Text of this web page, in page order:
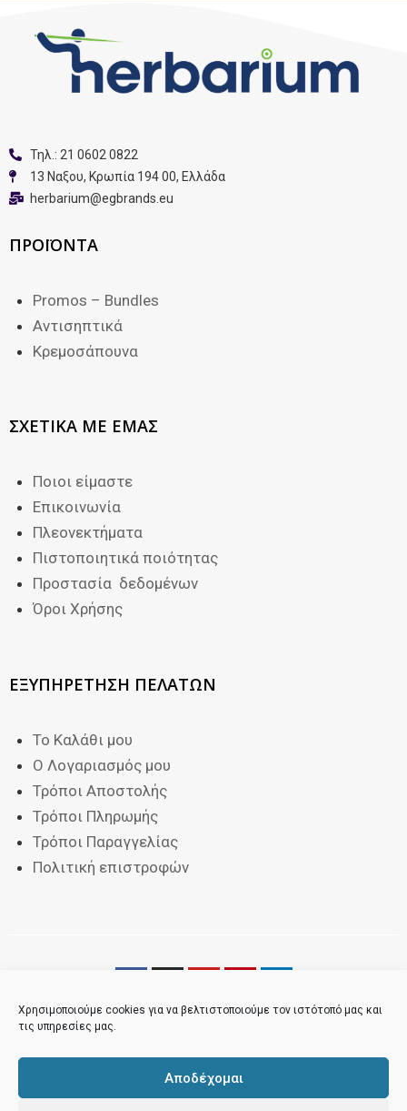
Χρησιμοποιούμε cookies για να βελτιστοποιούμε τον ιστότοπό μας και
τις υπηρεσίες μας.
Αποδέχομαι
Τηλ.: 21 0602 0822
13 Nαξου, Κρωπία 194 00, Ελλάδα
herbarium@egbrands.eu
ΠΡΟΪΟΝΤΑ
Promos – Bundles
Αντισηπτικά
Κρεμοσάπουνα
ΣΧΕΤΙΚΑ ΜΕ ΕΜΑΣ
Ποιοι είμαστε
Επικοινωνία
Πλεονεκτήματα
Πιστοποιητικά ποιότητας
Προστασία δεδομένων
Όροι Χρήσης
ΕΞΥΠΗΡΕΤΗΣΗ ΠΕΛΑΤΩΝ
Το Καλάθι μου
Ο Λογαριασμός μου
Τρόποι Αποστολής
Τρόποι Πληρωμής
Τρόποι Παραγγελίας
Πολιτική επιστροφών